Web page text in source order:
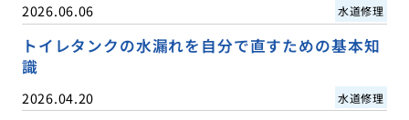
2026.06.06 水道修理
トイレタンクの水漏れを自分で直すための基本知
識
2026.04.20 水道修理